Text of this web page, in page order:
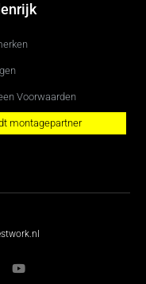
Voorwaarden
montagepartner
o
u